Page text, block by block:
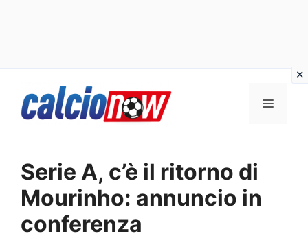
Menu
Serie A, c’è il ritorno di
Mourinho: annuncio in
conferenza